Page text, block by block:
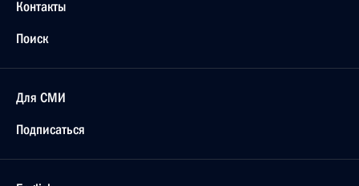
Контакты
Поиск
Для СМИ
Подписаться